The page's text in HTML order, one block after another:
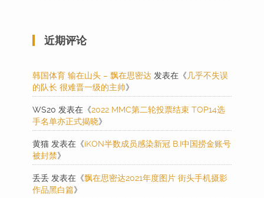
近期评论
韩国体育 输在山头 – 飘在思密达 发表在《 几乎不失误
的队长 很难晋一级的主帅》
WS20 发表在《2022 MMC第二轮投票结束 TOP14选
手名单亦正式揭晓》
黄猫 发表在《iKON半数成员感染新冠 B.I中国捞金账号
被封禁》
丢丢 发表在《飘在思密达2021年度图片 街头手机摄影
作品黑白篇》